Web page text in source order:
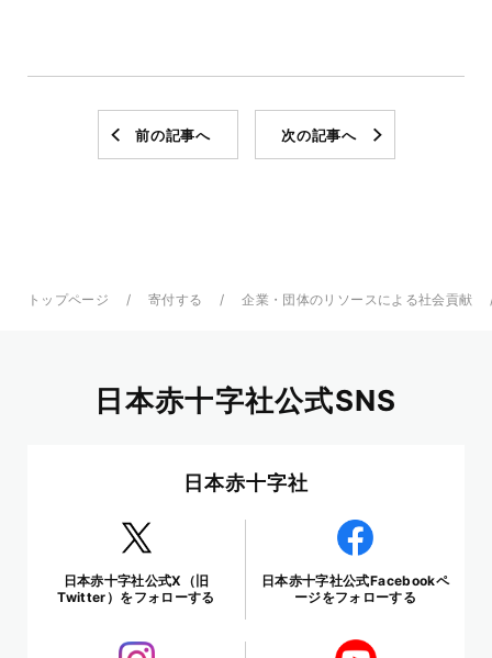
前の記事へ 次の記事へ
トップページ 寄付する 企業・団体のリソースによる社会貢献
日本赤十字社公式SNS
日本赤十字社
日本赤十字社公式X（旧
Twitter）をフォローする
日本赤十字社公式Facebookペ
ージをフォローする